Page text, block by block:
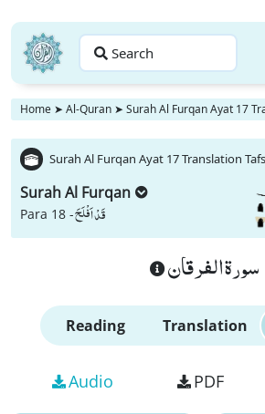
Search
Home ➤ Al-Quran ➤ Surah Al Furqan Ayat 17
Surah Al Furqan Ayat 17 Translation
Surah Al Furqan
Para 18 -قَدْ اَفْلَحَ
سورة الفرقان
Reading Translation
Audio PDF